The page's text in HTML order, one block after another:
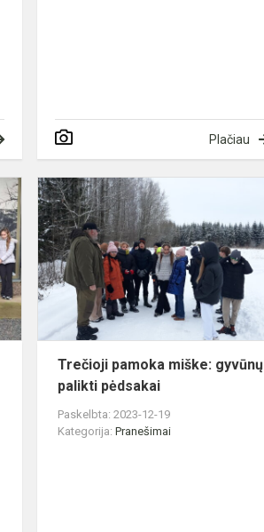
Plačiau
Rašytojų
kalnelyje
STEBUKLINGAS
ŽIEMOS
RAIDYNAS
Trečioji pamoka miške: gyvūnų
palikti pėdsakai
Paskelbta: 2023-12-19
Kategorija:Pranešimai